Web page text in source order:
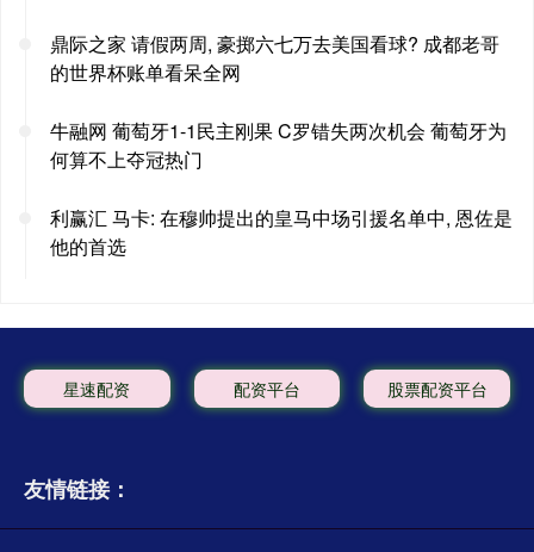
鼎际之家 请假两周, 豪掷六七万去美国看球? 成都老哥
的世界杯账单看呆全网
牛融网 葡萄牙1-1民主刚果 C罗错失两次机会 葡萄牙为
何算不上夺冠热门
利赢汇 马卡: 在穆帅提出的皇马中场引援名单中, 恩佐是
他的首选
星速配资 配资平台 股票配资平台
友情链接：